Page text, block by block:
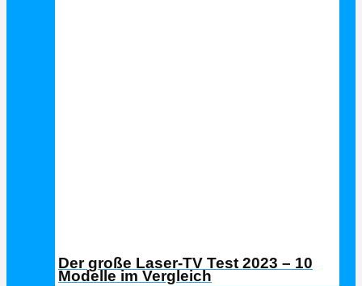
Der große Laser-TV Test 2023 – 10
Modelle im Vergleich